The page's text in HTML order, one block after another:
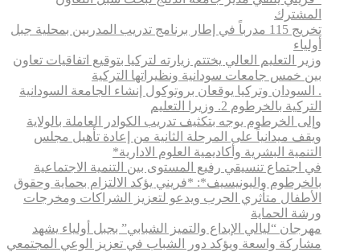
المشترك
تخريج 115 مدرباً في إطار برنامج تدريب المدربين بمحلية جبل
أولياء
وزير التعليم العالي يختتم زيارته لتركيا بتوقيع اتفاقيات تعاون
بين خمس جامعات سودانية ونظيراتها التركية
. السودان وتركيا يوقعان بروتوكول إنشاء الجامعة السودانية
التركية بالخرطوم 2. وزيرا التعليم
وإلى الخرطوم يوجه بتكثيف تدريب الكوادر العاملة بالولاية
ويقف ميدانياً على المرحلة الثانية من إعادة تأهيل مجلس
التنمية البشرية وأكاديمية العلوم الادارية*
في اجتماع تنسيقي رفيع المستوى بين التنمية الاجتماعية
بالخرطوم واليونيسيف*: *​فريني يؤكد الالتزام بحماية وحقوق
الأطفال متأثري الحرب ويدعو لتعزيز الشراكات ومخرجات
ورشة الحماية
مهرجان “ليالي الإبداع والتميز الشبابي” بجبل أولياء يشهد
مشاركة واسعة ويؤكد دور الشباب في تعزيز الوعي المجتمعي